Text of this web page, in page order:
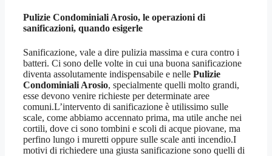
Pulizie Condominiali Arosio, le operazioni di
sanificazioni, quando esigerle
Sanificazione, vale a dire pulizia massima e cura contro i
batteri. Ci sono delle volte in cui una buona sanificazione
diventa assolutamente indispensabile e nelle Pulizie
Condominiali Arosio, specialmente quelli molto grandi,
esse devono venire richieste per determinate aree
comuni.L’intervento di sanificazione è utilissimo sulle
scale, come abbiamo accennato prima, ma utile anche nei
cortili, dove ci sono tombini e scoli di acque piovane, ma
perfino lungo i muretti oppure sulle scale anti incendio.I
motivi di richiedere una giusta sanificazione sono quelli di